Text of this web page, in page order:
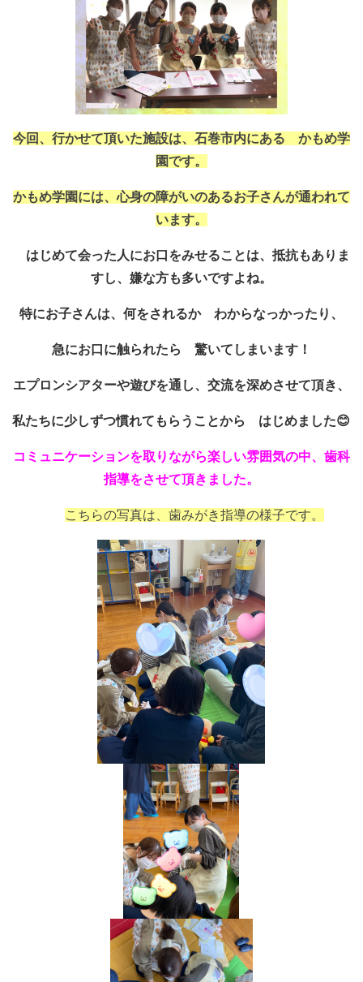
今回、行かせて頂いた施設は、石巻市内にある かもめ学
園です。
かもめ学園には、心身の障がいのあるお子さんが通われて
います。
はじめて会った人にお口をみせることは、 抵抗もありま
すし、嫌な方も多いですよね。
特にお子さんは、何をされるか わからなっかったり、
急にお口に触られたら 驚いてしまいます！
エプロンシアターや遊びを通し、交流を深めさせて頂き、
私たちに少しずつ慣れてもらうことから はじめました😊
コミュニケーションを取りながら楽しい雰囲気の中、歯科
指導をさせて頂きました。
こちらの写真は、歯みがき指導の様子です。